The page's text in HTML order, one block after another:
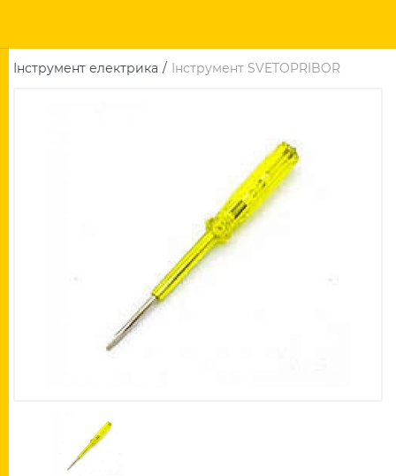
Інструмент електрика Інструмент SVETOPRIBOR